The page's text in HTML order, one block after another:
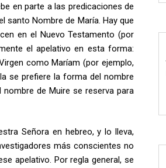
en parte a las predicaciones de
santo Nombre de María. Hay que
en el Nuevo Testamento (por
el apelativo en esta forma:
como Maríam (por ejemplo,
se prefiere la forma del nombre
de Muire se reserva para
Señora en hebreo, y lo lleva,
más conscientes no
apelativo. Por regla general, se